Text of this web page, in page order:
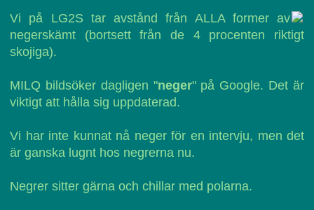
Vi på LG2S tar avstånd från ALLA former av
negerskämt (bortsett från de 4 procenten riktigt
skojiga).
MILQ bildsöker dagligen "neger" på Google. Det är
viktigt att hålla sig uppdaterad.
Vi har inte kunnat nå neger för en intervju, men det
är ganska lugnt hos negrerna nu.
Negrer sitter gärna och chillar med polarna.